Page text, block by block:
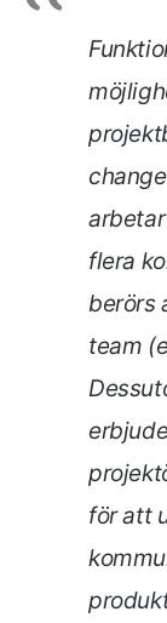
flera
berörs
team
för att